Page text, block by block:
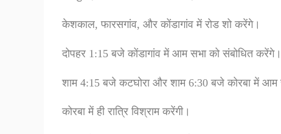
केशकाल, फारसगांव, और कोंडागांव में रोड शो करेंगे।
दोपहर 1:15 बजे कोंडागांव में आम सभा को संबोधित करेंगे।
शाम 4:15 बजे कटघोरा और शाम 6:30 बजे कोरबा में आम
कोरबा में ही रात्रि विश्राम करेंगी।